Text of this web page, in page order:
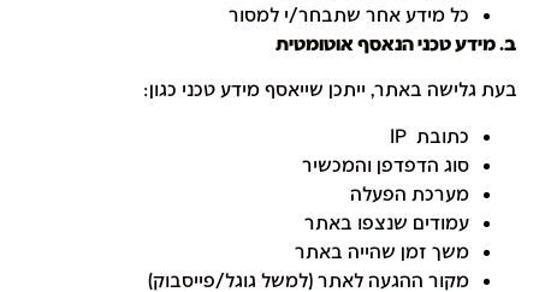
כל מידע אחר שתבחר/י למסור
ב. מידע טכני הנאסף אוטומטית
בעת גלישה באתר, ייתכן שייאסף מידע טכני כגון:
כתובת IP
סוג הדפדפן והמכשיר
מערכת הפעלה
עמודים שנצפו באתר
משך זמן שהייה באתר
מקור ההגעה לאתר (למשל גוגל/פייסבוק)